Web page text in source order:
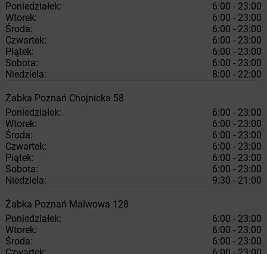
Poniedziałek:
6:00 - 23:00
Wtorek:
6:00 - 23:00
Środa:
6:00 - 23:00
Czwartek:
6:00 - 23:00
Piątek:
6:00 - 23:00
Sobota:
6:00 - 23:00
Niedziela:
8:00 - 22:00
Żabka Poznań Chojnicka 58
Poniedziałek:
6:00 - 23:00
Wtorek:
6:00 - 23:00
Środa:
6:00 - 23:00
Czwartek:
6:00 - 23:00
Piątek:
6:00 - 23:00
Sobota:
6:00 - 23:00
Niedziela:
9:30 - 21:00
Żabka Poznań Malwowa 128
Poniedziałek:
6:00 - 23:00
Wtorek:
6:00 - 23:00
Środa:
6:00 - 23:00